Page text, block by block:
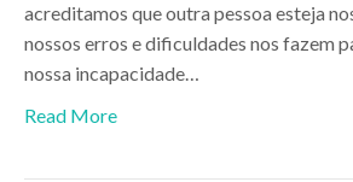
acreditamos que outra pessoa esteja
nossos erros e dificuldades nos fazem
nossa incapacidade…
Read More